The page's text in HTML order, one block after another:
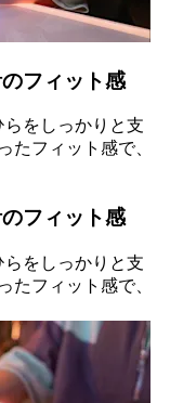
フィット感
をしっかりと支
たフィット感で、
フィット感
をしっかりと支
たフィット感で、